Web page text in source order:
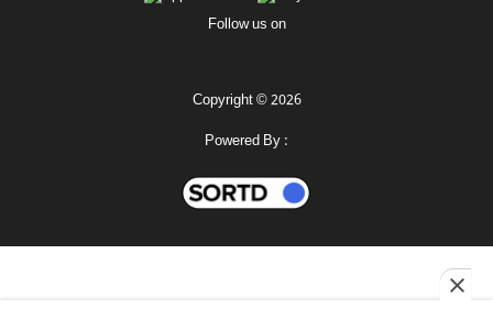
Follow us on
Copyright © 2026
Powered By :